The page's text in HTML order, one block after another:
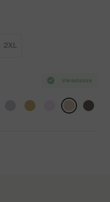
2XL
Varastossa